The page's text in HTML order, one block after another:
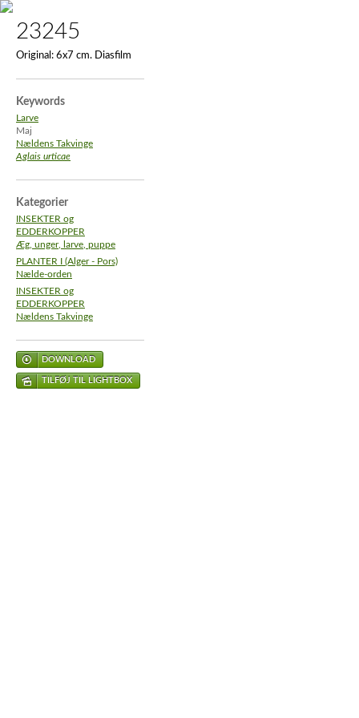
23245
Original: 6x7 cm. Diasfilm
Keywords
Larve
Maj
Nældens Takvinge
Aglais urticae
Kategorier
INSEKTER og
EDDERKOPPER
Æg, unger, larve, puppe
PLANTER I (Alger - Pors)
Nælde-orden
INSEKTER og
EDDERKOPPER
Nældens Takvinge
DOWNLOAD
TILFØJ TIL LIGHTBOX